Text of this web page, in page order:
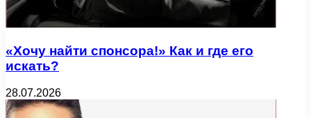
«Хочу найти спонсора!» Как и где его
искать?
28.07.2026